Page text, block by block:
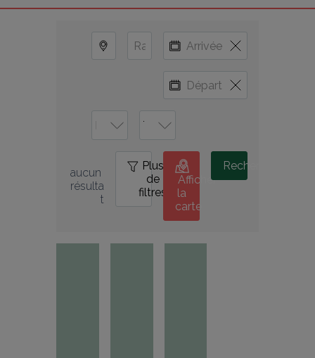
aucun
résulta
t
Plus
de
filtres
Afficher
la
carte
Rechercher